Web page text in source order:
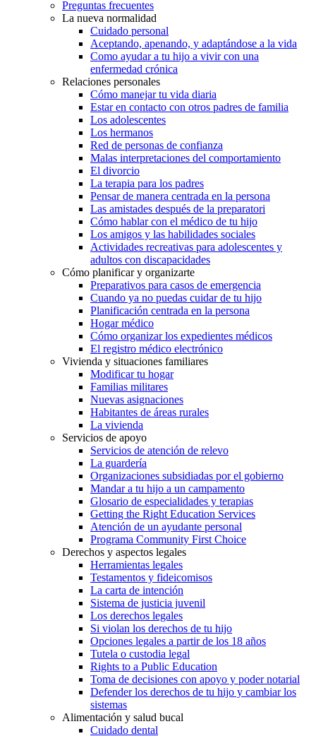
Preguntas frecuentes
La nueva normalidad
Cuidado personal
Aceptando, apenando, y adaptándose a la vida
Como ayudar a tu hijo a vivir con una
enfermedad crónica
Relaciones personales
Cómo manejar tu vida diaria
Estar en contacto con otros padres de familia
Los adolescentes
Los hermanos
Red de personas de confianza
Malas interpretaciones del comportamiento
El divorcio
La terapia para los padres
Pensar de manera centrada en la persona
Las amistades después de la preparatori
Cómo hablar con el médico de tu hijo
Los amigos y las habilidades sociales
Actividades recreativas para adolescentes y
adultos con discapacidades
Cómo planificar y organizarte
Preparativos para casos de emergencia
Cuando ya no puedas cuidar de tu hijo
Planificación centrada en la persona
Hogar médico
Cómo organizar los expedientes médicos
El registro médico electrónico
Vivienda y situaciones familiares
Modificar tu hogar
Familias militares
Nuevas asignaciones
Habitantes de áreas rurales
La vivienda
Servicios de apoyo
Servicios de atención de relevo
La guardería
Organizaciones subsidiadas por el gobierno
Mandar a tu hijo a un campamento
Glosario de especialidades y terapias
Getting the Right Education Services
Atención de un ayudante personal
Programa Community First Choice
Derechos y aspectos legales
Herramientas legales
Testamentos y fideicomisos
La carta de intención
Sistema de justicia juvenil
Los derechos legales
Si violan los derechos de tu hijo
Opciones legales a partir de los 18 años
Tutela o custodia legal
Rights to a Public Education
Toma de decisiones con apoyo y poder notarial
Defender los derechos de tu hijo y cambiar los
sistemas
Alimentación y salud bucal
Cuidado dental